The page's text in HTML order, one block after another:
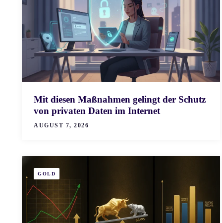
Mit diesen Maßnahmen gelingt der Schutz
von privaten Daten im Internet
AUGUST 7, 2026
GOLD